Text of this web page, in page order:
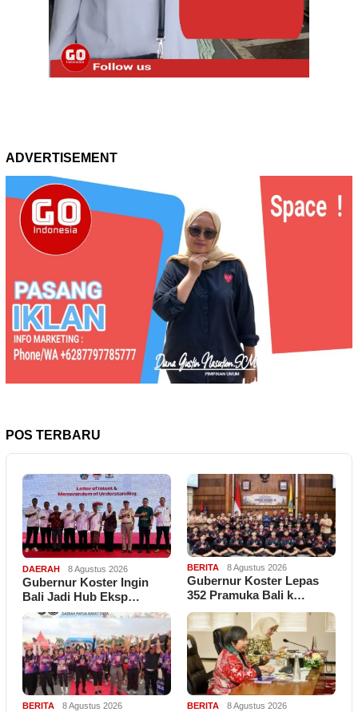
ADVERTISEMENT
POS TERBARU
DAERAH 8 Agustus 2026
Gubernur Koster Ingin
Bali Jadi Hub Eksp…
BERITA 8 Agustus 2026
Gubernur Koster Lepas
352 Pramuka Bali k…
BERITA 8 Agustus 2026 BERITA 8 Agustus 2026